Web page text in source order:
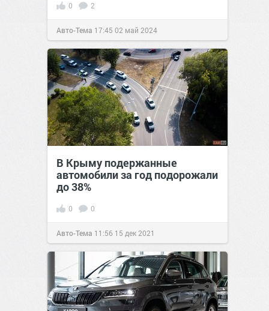
0 2
Авто-Тема 17:45 02 май 2024
В Крыму подержанные
автомобили за год подорожали
до 38%
0 0
Авто-Тема 11:56 15 дек 2021